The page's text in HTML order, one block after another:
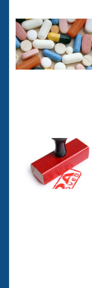
t
i